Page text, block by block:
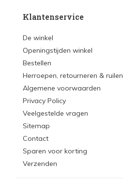
Klantenservice
De winkel
Openingstijden winkel
Bestellen
Herroepen, retourneren & ruilen
Algemene voorwaarden
Privacy Policy
Veelgestelde vragen
Sitemap
Contact
Sparen voor korting
Verzenden